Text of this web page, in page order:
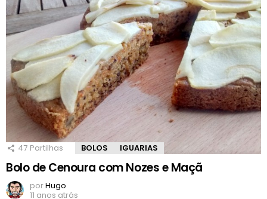
47 Partilhas BOLOS IGUARIAS
Bolo de Cenoura com Nozes e Maçã
porHugo
11 anos atrás